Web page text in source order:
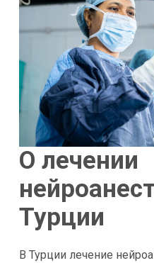
О лечении
Турции
В Турции лечение